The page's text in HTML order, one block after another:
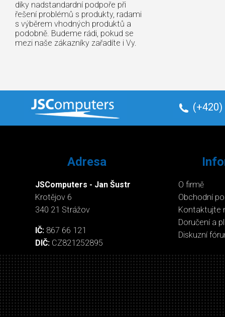
díky nadstandardní podpoře při
řešení problémů s produkty, radami
s výběrem vhodných produktů a
podobně. Budeme rádi, pokud se
mezi naše zákazníky zařadíte i Vy.
(+420)
Adresa
JSComputers - Jan Šustr
Krotějov 6
340 21 Strážov
IČ: 867 66 121
DIČ: CZ821252895
O firmě
Obchodní
Kontaktujte
Doručení a
Diskuzní